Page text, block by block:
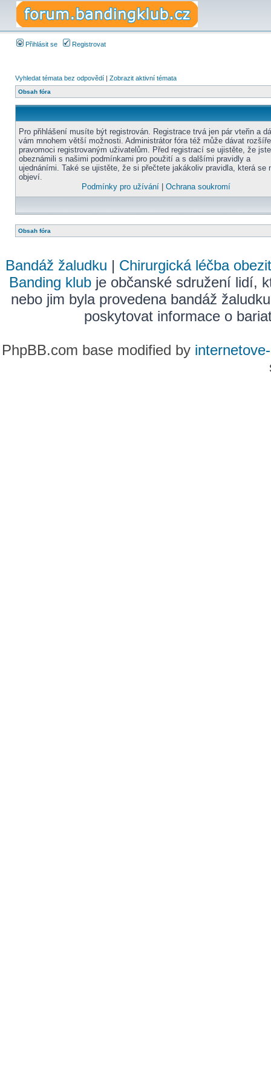
Přihlásit se Registrovat
Vyhledat témata bez odpovědí | Zobrazit aktivní témata
Obsah fóra
Pro přihlášení musíte být registrován. Registrace trvá jen pár vteřin a
vám mnohem větší možnosti. Administrátor fóra též může dávat
pravomoci registrovaným uživatelům. Před registrací se ujistěte, že
obeznámili s našimi podmínkami pro použití a s dalšími pravidly a
ujednáními. Také se ujistěte, že si přečtete jakákoliv pravidla, která se
objeví.
Podmínky pro užívání| Ochrana soukromí
Obsah fóra
Bandáž žaludku | Chirurgická léčba
Banding klub je občanské sdružení lidí,
nebo jim byla provedena bandáž
poskytovat informace o
PhpBB.com base modified by